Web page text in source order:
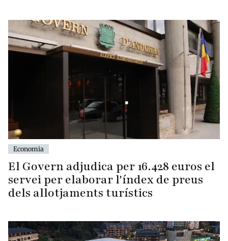
Economia
El Govern adjudica per 16.428 euros el
servei per elaborar l'índex de preus
dels allotjaments turístics